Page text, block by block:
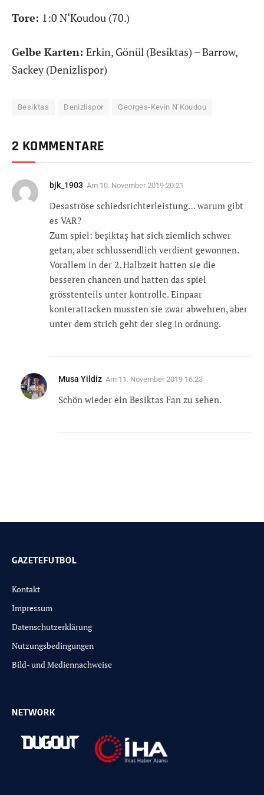
Tore: 1:0 N‘Koudou (70.)
Gelbe Karten: Erkin, Gönül (Besiktas) – Barrow,
Sackey (Denizlispor)
Besiktas Denizlispor Georges-Kevin N’Koudou
2 KOMMENTARE
bjk_1903 Am 10. November 2019 20:21
Desaströse schiedsrichterleistung… warum gibt
es VAR?
Zum spiel: beşiktaş hat sich ziemlich schwer
getan, aber schlussendlich verdient gewonnen.
Vorallem in der 2. Halbzeit hatten sie die
besseren chancen und hatten das spiel
grösstenteils unter kontrolle. Einpaar
konterattacken mussten sie zwar abwehren, aber
unter dem strich geht der sieg in ordnung.
Musa Yildiz Am 11. November 2019 16:23
Schön wieder ein Besiktas Fan zu sehen.
GAZETEFUTBOL
Kontakt
Impressum
Datenschutzerklärung
Nutzungsbedingungen
Bild- und Mediennachweise
NETWORK